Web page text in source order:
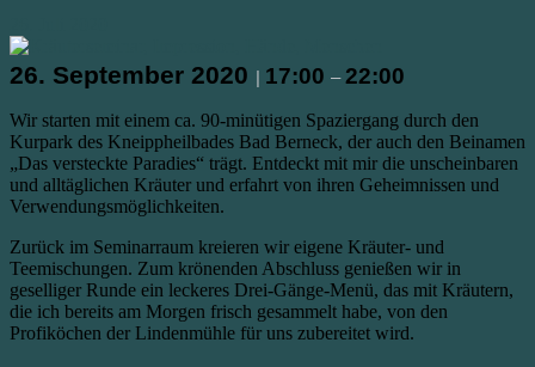
26. September 2020 | 17:00 –22:00
Wir starten mit einem ca. 90-minütigen Spaziergang durch den
Kurpark des Kneippheilbades Bad Berneck, der auch den Beinamen
„Das versteckte Paradies“ trägt. Entdeckt mit mir die unscheinbaren
und alltäglichen Kräuter und erfahrt von ihren Geheimnissen und
Verwendungsmöglichkeiten.
Zurück im Seminarraum kreieren wir eigene Kräuter- und
Teemischungen. Zum krönenden Abschluss genießen wir in
geselliger Runde ein leckeres Drei-Gänge-Menü, das mit Kräutern,
die ich bereits am Morgen frisch gesammelt habe, von den
Profiköchen der Lindenmühle für uns zubereitet wird.